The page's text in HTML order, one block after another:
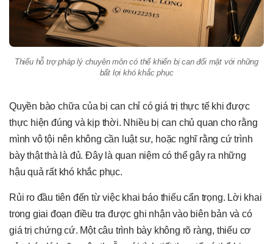
Thiếu hỗ trợ pháp lý chuyên môn có thể khiến bị can đối mặt với những
bất lợi khó khắc phục
Quyền bào chữa của bị can chỉ có giá trị thực tế khi được
thực hiện đúng và kịp thời. Nhiều bị can chủ quan cho rằng
mình vô tội nên không cần luật sư, hoặc nghĩ rằng cứ trình
bày thật thà là đủ. Đây là quan niệm có thể gây ra những
hậu quả rất khó khắc phục.
Rủi ro đầu tiên đến từ việc khai báo thiếu cẩn trọng. Lời khai
trong giai đoạn điều tra được ghi nhận vào biên bản và có
giá trị chứng cứ. Một câu trình bày không rõ ràng, thiếu cơ